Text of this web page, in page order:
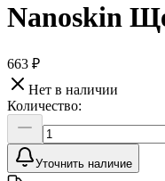
Nanoskin
663 ₽
Нет в наличии
Количество:
Уточнить наличие